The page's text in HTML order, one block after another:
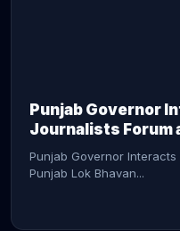
Punjab Governor
Journalists Forum
Punjab Governor
Punjab Lok Bhavan...